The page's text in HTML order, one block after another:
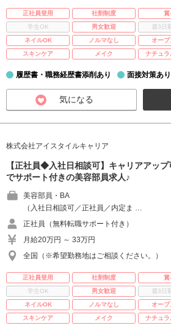
正社員登用 社割制度 賞
学生OK
男女歓迎 週3日
ネイルOK
ノルマなし オー
スキンケア
メイク ナチュラ
履歴書・職務経歴書添削あり 面接対策あり
気になる
株式会社アイスタイルキャリア
【正社員◆入社日相談可】キャリアアッ
でサポート付きの美容部員求人♪
美容部員・BA
（入社日相談可／正社員／内定ま …
正社員（無料転職サポート付き）
月給20万円 ～ 33万円
全国（※希望勤務地はご相談ください。）
正社員登用 社割制度 賞
学生OK
男女歓迎 週3日
ネイルOK
ノルマなし オー
スキンケア
メイク ナチュラ